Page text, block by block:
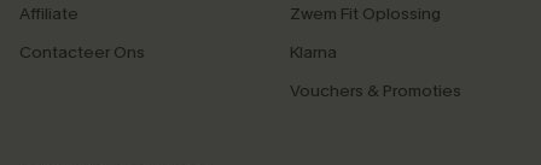
Affiliate
Contacteer Ons
Zwem Fit Oplossing
Klarna
Vouchers & Promoties